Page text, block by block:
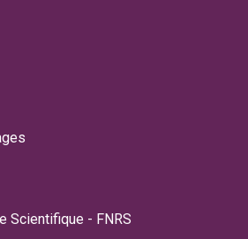
Scientifique - FNRS